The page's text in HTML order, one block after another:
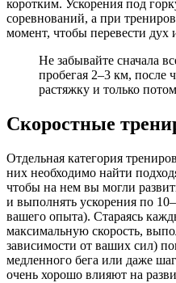
коротким. Ускорения под
соревнований, а при
момент, чтобы перевести дух
Не забывайте сначала
пробегая 2–3 км, после
растяжку и только
Скоростные
Отдельная категория
них необходимо найти
чтобы на нем вы могли
и выполнять ускорения по
вашего опыта). Стараясь
максимальную скорость,
зависимости от ваших сил)
медленного бега или даже
очень хорошо влияют на